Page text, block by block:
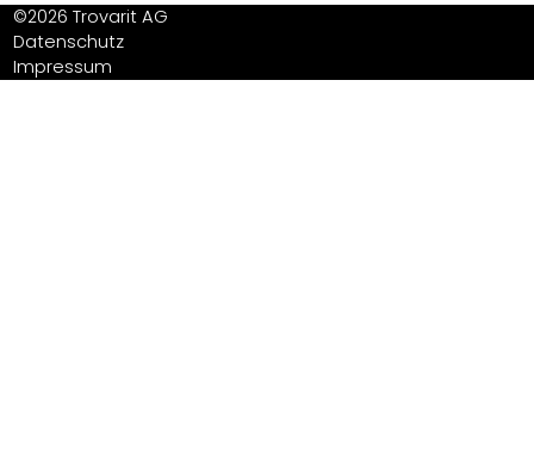
©2026 Trovarit AG
Datenschutz
Impressum